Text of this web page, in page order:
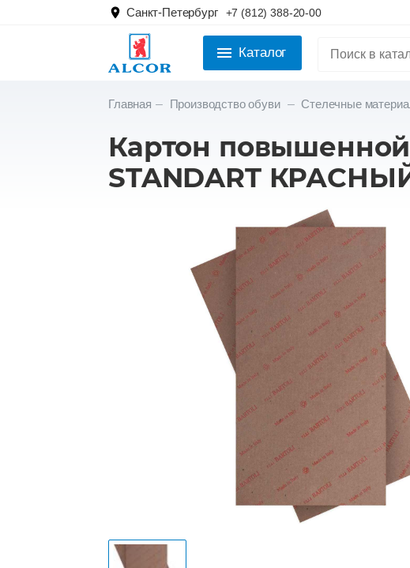
Санкт-Петербург +7 (812) 388-20-00
Каталог
Главная Производство обуви Стелечные
Картон повышенной
STANDART